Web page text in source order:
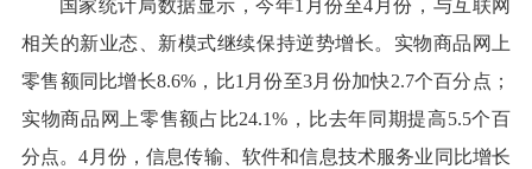
国家统计局数据显示，今年1月份至4月份，与互联网
相关的新业态、新模式继续保持逆势增长。实物商品网上
零售额同比增长8.6%，比1月份至3月份加快2.7个百分点；
实物商品网上零售额占比24.1%，比去年同期提高5.5个百
分点。4月份，信息传输、软件和信息技术服务业同比增长